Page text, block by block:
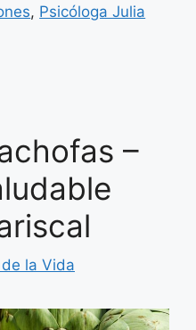
, Psicóloga Julia
–
la Vida